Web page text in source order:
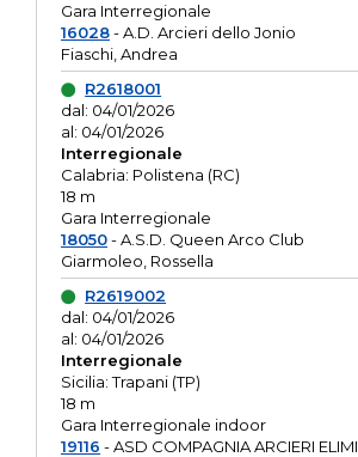
Gara Interregionale
16028- A.D. Arcieri dello Jonio
Fiaschi, Andrea
R2618001
dal: 04/01/2026
al: 04/01/2026
Interregionale
Calabria: Polistena (RC)
18 m
Gara Interregionale
18050- A.S.D. Queen Arco Club
Giarmoleo, Rossella
R2619002
dal: 04/01/2026
al: 04/01/2026
Interregionale
Sicilia: Trapani (TP)
18 m
Gara Interregionale indoor
19116 - ASD COMPAGNIA ARCIERI ELIMI